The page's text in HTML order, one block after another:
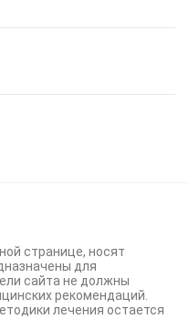
странице, носят
для
сайта не должны
рекомендаций.
лечения остается